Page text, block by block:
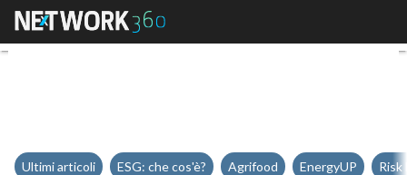
Gasparri, Unieuro: come
Ultimi articoli ESG: che cos'è? Agrifood EnergyUP Risk